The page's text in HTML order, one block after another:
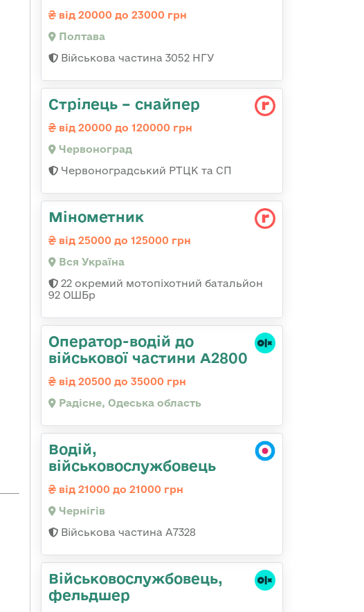
від 20000 до 23000 грн
Полтава
Військова частина 3052 НГУ
Стрілець – снайпер
від 20000 до 120000 грн
Червоноград
Червоноградський РТЦК та СП
Мінометник
від 25000 до 125000 грн
Вся Україна
22 окремий мотопіхотний батальйон
92 ОШБр
Оператор-водій до
військової частини А2800
від 20500 до 35000 грн
Радісне, Одеська область
Водій,
військовослужбовець
від 21000 до 21000 грн
Чернігів
Військова частина А7328
Військовослужбовець,
фельдшер